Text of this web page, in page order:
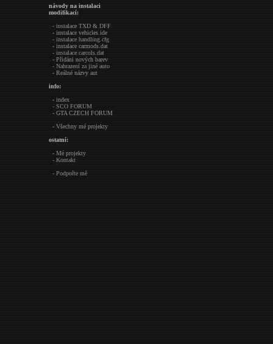
návody na instalaci
modifikací:
- instalace TXD & DFF
- instalace vehicles.ide
- instalace handling.cfg
- instalace carmods.dat
- instalace carcols.dat
- Přidáni nových barev
- Nahrazení za jiné auto
- Reálné názvy aut
info:
- index
- SCO FORUM
- GTA CZECH FORUM
- Všechny mé projekty
ostatní:
- Mé projekty
- Kontakt
- Podpořte mě